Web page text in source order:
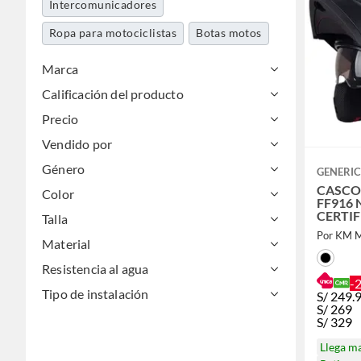
Intercomunicadores
Ropa para motociclistas Botas motos
Marca
Calificación del producto
Precio
Vendido por
Género
Color
Talla
Material
Resistencia al agua
Tipo de instalación
FF916
Por KM
-
S/
S/ 269
S/ 329
Llega